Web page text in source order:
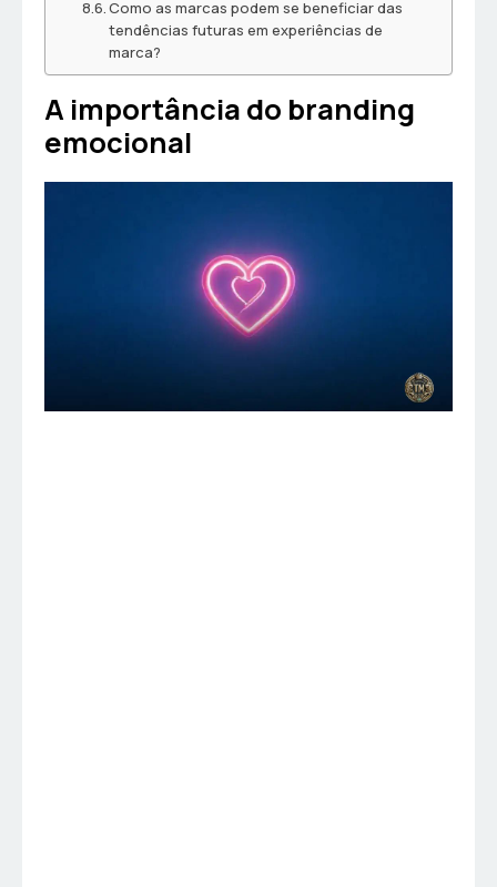
Como as marcas podem se beneficiar das
tendências futuras em experiências de
marca?
A importância do branding
emocional